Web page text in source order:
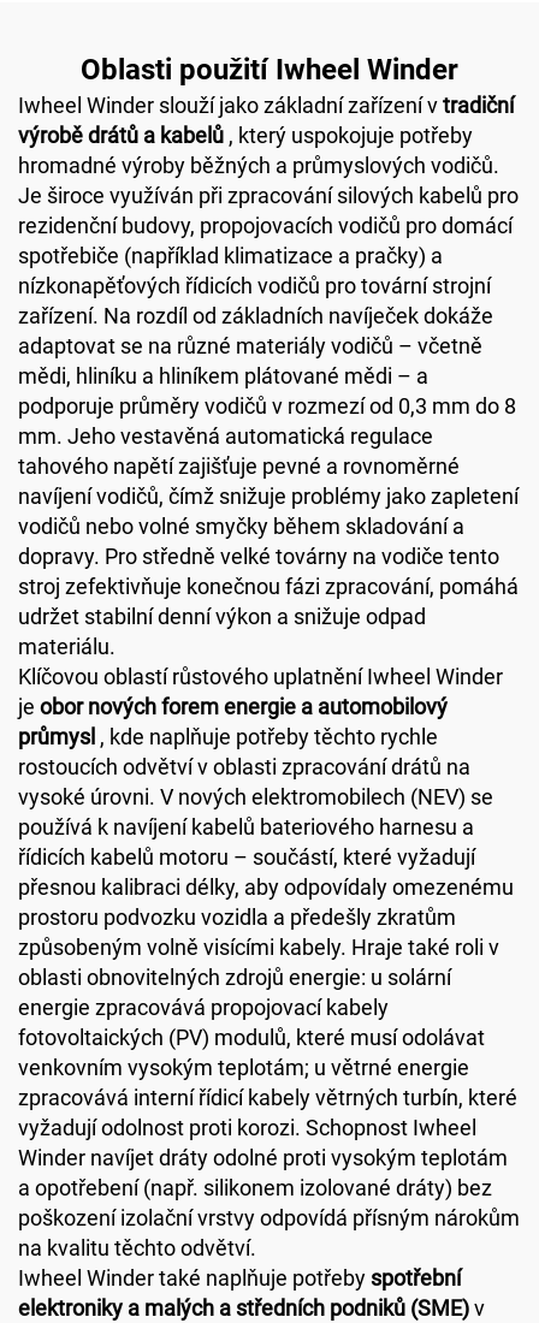
Oblasti použití Iwheel Winder
Iwheel Winder slouží jako základní zařízení vtradiční
výrobě drátů a kabelů , který uspokojuje potřeby
hromadné výroby běžných a průmyslových vodičů.
Je široce využíván při zpracování silových kabelů pro
rezidenční budovy, propojovacích vodičů pro domácí
spotřebiče (například klimatizace a pračky) a
nízkonapěťových řídicích vodičů pro tovární strojní
zařízení. Na rozdíl od základních navíječek dokáže
adaptovat se na různé materiály vodičů – včetně
mědi, hliníku a hliníkem plátované mědi – a
podporuje průměry vodičů v rozmezí od 0,3 mm do 8
mm. Jeho vestavěná automatická regulace
tahového napětí zajišťuje pevné a rovnoměrné
navíjení vodičů, čímž snižuje problémy jako zapletení
vodičů nebo volné smyčky během skladování a
dopravy. Pro středně velké továrny na vodiče tento
stroj zefektivňuje konečnou fázi zpracování, pomáhá
udržet stabilní denní výkon a snižuje odpad
materiálu.
Klíčovou oblastí růstového uplatnění Iwheel Winder
je obor nových forem energie a automobilový
průmysl , kde naplňuje potřeby těchto rychle
rostoucích odvětví v oblasti zpracování drátů na
vysoké úrovni. V nových elektromobilech (NEV) se
používá k navíjení kabelů bateriového harnesu a
řídicích kabelů motoru – součástí, které vyžadují
přesnou kalibraci délky, aby odpovídaly omezenému
prostoru podvozku vozidla a předešly zkratům
způsobeným volně visícími kabely. Hraje také roli v
oblasti obnovitelných zdrojů energie: u solární
energie zpracovává propojovací kabely
fotovoltaických (PV) modulů, které musí odolávat
venkovním vysokým teplotám; u větrné energie
zpracovává interní řídicí kabely větrných turbín, které
vyžadují odolnost proti korozi. Schopnost Iwheel
Winder navíjet dráty odolné proti vysokým teplotám
a opotřebení (např. silikonem izolované dráty) bez
poškození izolační vrstvy odpovídá přísným nárokům
na kvalitu těchto odvětví.
Iwheel Winder také naplňuje potřebyspotřební
elektroniky a malých a středních podniků (SME)v